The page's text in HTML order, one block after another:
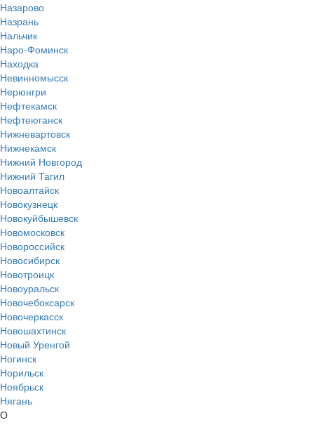
Назарово
Назрань
Нальчик
Наро-Фоминск
Находка
Невинномысск
Нерюнгри
Нефтекамск
Нефтеюганск
Нижневартовск
Нижнекамск
Нижний Новгород
Нижний Тагил
Новоалтайск
Новокузнецк
Новокуйбышевск
Новомосковск
Новороссийск
Новосибирск
Новотроицк
Новоуральск
Новочебоксарск
Новочеркасск
Новошахтинск
Новый Уренгой
Ногинск
Норильск
Ноябрьск
Нягань
О